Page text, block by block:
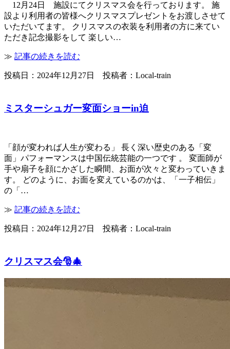
12月24日 施設にてクリスマス会を行っております。 施
設より利用者の皆様へクリスマスプレゼントをお渡しさせて
いただいてます。 クリスマスの衣装を利用者の方に来てい
ただき記念撮影をして 楽しい…
≫ 記事の続きを読む
投稿日：2024年12月27日 投稿者：Local-train
ミスターシュガー変面ショーin迫
「顔が変われば人生が変わる」 長く深い歴史のある「変
面」パフォーマンスは中国伝統芸能の一つです 。 変面師が
手や扇子を顔にかざした瞬間、お面が次々と変わっていきま
す。 どのように、お面を変えているのかは、「一子相伝」
の「…
≫ 記事の続きを読む
投稿日：2024年12月27日 投稿者：Local-train
クリスマス会🎅🎄